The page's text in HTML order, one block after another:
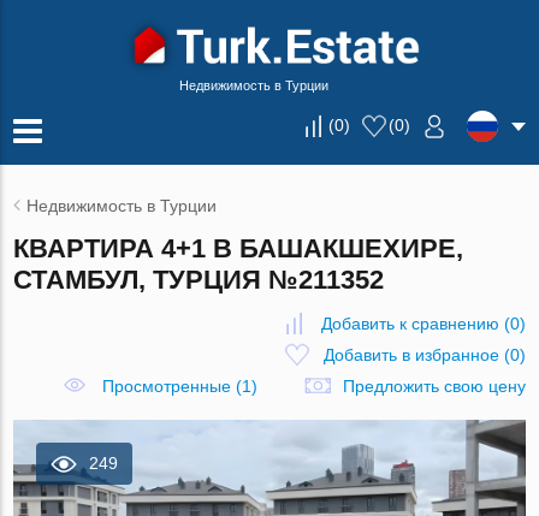
Недвижимость в Турции
(0) (0)
Недвижимость в Турции
КВАРТИРА 4+1 В БАШАКШЕХИРЕ,
СТАМБУЛ, ТУРЦИЯ №211352
Добавить к сравнению (0)
Добавить в избранное(0)
Просмотренные (1)
Предложить свою цену
249